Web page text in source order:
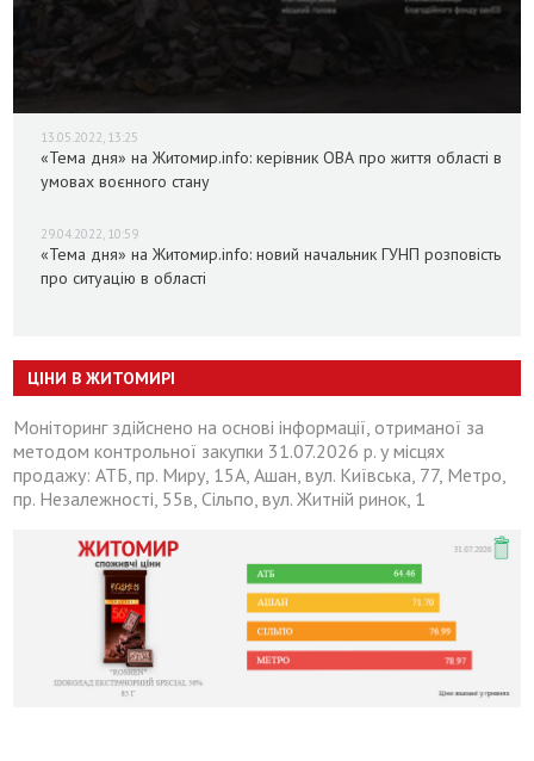
13.05.2022, 13:25
«Тема дня» на Житомир.info: керівник ОВА про життя області в
умовах воєнного стану
29.04.2022, 10:59
«Тема дня» на Житомир.info: новий начальник ГУНП розповість
про ситуацію в області
ЦІНИ В ЖИТОМИРІ
Моніторинг здійснено на основі інформації, отриманої за
методом контрольної закупки 31.07.2026 р. у місцях
продажу: АТБ, пр. Миру, 15А, Ашан, вул. Київська, 77, Метро,
пр. Незалежності, 55в, Сільпо, вул. Житній ринок, 1